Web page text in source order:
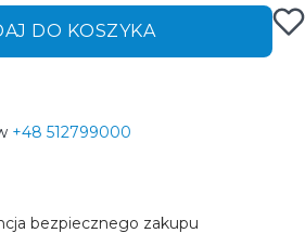
DO KOSZYKA
+48 512799000
bezpiecznego zakupu